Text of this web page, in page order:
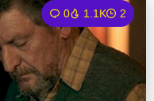
0 1.1K 2